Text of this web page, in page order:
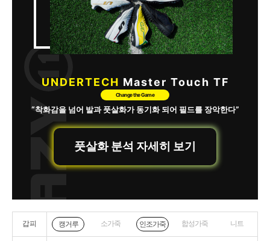
UNDERTECH Master Touch TF
Change the Game
“착화감을 넘어 발과 풋살화가 동기화 되어 필드를 장악한다”
풋살화 분석 자세히 보기
갑피 캥거루 소가죽 인조가죽 합성가죽 니트